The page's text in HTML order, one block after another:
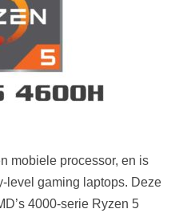
mobiele processor, en is
level gaming laptops. Deze
4000-serie Ryzen 5